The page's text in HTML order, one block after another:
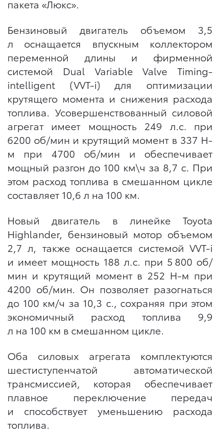
пакета «Люкс».
Бензиновый двигатель объемом 3,5
л оснащается впускным коллектором
переменной длины и фирменной
системой Dual Variable Valve Timing-
intelligent (VVT-i) для оптимизации
крутящего момента и снижения расхода
топлива. Усовершенствованный силовой
агрегат имеет мощность 249 л.с. при
6200 об/мин и крутящий момент в 337 Н-
м при 4700 об/мин и обеспечивает
мощный разгон до 100 км\ч за 8,7 с. При
этом расход топлива в смешанном цикле
составляет 10,6 л на 100 км.
Новый двигатель в линейке Toyota
Highlander, бензиновый мотор объемом
2,7 л, также оснащается системой VVT-i
и имеет мощность 188 л.с. при 5 800 об/
мин и крутящий момент в 252 Н-м при
4200 об/мин. Он позволяет разогнаться
до 100 км/ч за 10,3 с., сохраняя при этом
экономичный расход топлива 9,9
л на 100 км в смешанном цикле.
Оба силовых агрегата комплектуются
шестиступенчатой автоматической
трансмиссией, которая обеспечивает
плавное переключение передач
и способствует уменьшению расхода
топлива.